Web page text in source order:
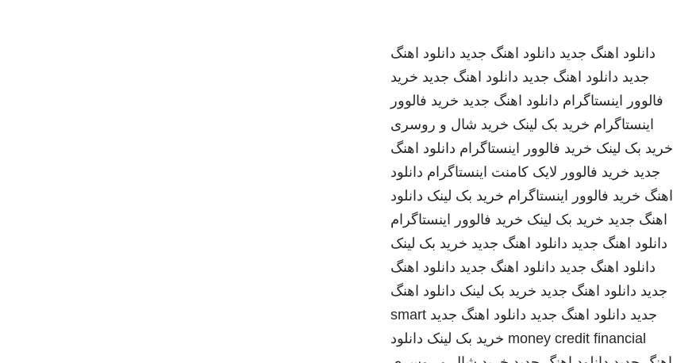
دانلود اهنگ جدید دانلود اهنگ جدید دانلود اهنگ
جدید دانلود اهنگ جدید دانلود اهنگ جدید خرید
فالوور اینستاگرام دانلود اهنگ جدید خرید فالوور
اینستاگرام خرید بک لینک خرید شال و روسری
خرید بک لینک خرید فالوور اینستاگرام دانلود اهنگ
جدید خرید فالوور لایک کامنت اینستاگرام دانلود
اهنگ خرید فالوور اینستاگرام خرید بک لینک دانلود
اهنگ جدید خرید بک لینک خرید فالوور اینستاگرام
دانلود اهنگ جدید دانلود اهنگ جدید خرید بک لینک
دانلود اهنگ جدید دانلود اهنگ جدید دانلود اهنگ
جدید دانلود اهنگ جدید خرید بک لینک دانلود اهنگ
جدید دانلود اهنگ جدید دانلود اهنگ جدید smart
money credit financial خرید بک لینک دانلود